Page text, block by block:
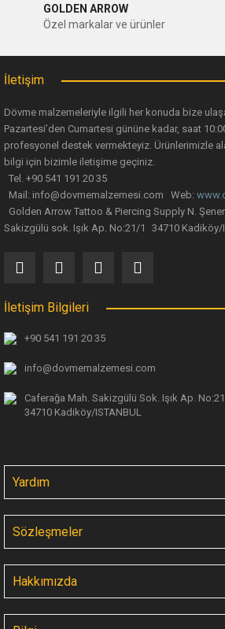
GOLDEN ARROW
Özel markalar ve ürünler
İletişim
Dövme malzemeleriyle ilgili her konuda bize
Pazartesi’den Cumartesi gününe kadar, saat
profesyonel destek vermekteyiz. Ürünlerimizle
bilgi için bizimle iletişime geçiniz.
Tel. +90 541 191 20 35
Mail: info@dovmemalzemesi.com Web:
Golden Arrow Tattoo & Piercing Supply N. Şener
Sakizgülü sok. Işık Ap. No:21/1 34710 Kadiköy/
İletişim Bilgileri
+90 541 191 20 35
info@dovmemalzemesi.com
Caferağa Mah. Sakizgülü Sok. Işık Ap.
34710 Kadiköy/ISTANBUL
Yardım
Sözleşmeler
Hakkımızda